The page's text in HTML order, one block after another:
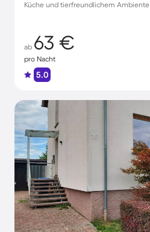
Küche und tierfreundlichem Ambiente
ab 63 €
pro Nacht
5.0